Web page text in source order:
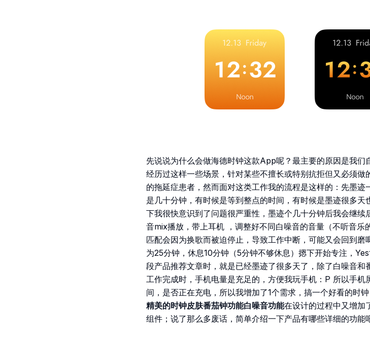
先说说为什么会做海德时钟这款App呢？最主要的原因是我
经历过这样一些场景，针对某些不擅长或特别抗拒但又必须
的拖延症患者，然而面对这类工作我的流程是这样的：先墨
是几十分钟，有时候是等到整点的时间，有时候是墨迹很多
下我很快意识到了问题很严重性，墨迹个几十分钟后我会继
音mix播放，带上耳机 ，调整好不同白噪音的音量（不听音
匹配会因为换歌而被迫停止，导致工作中断，可能又会回到
为25分钟，休息10分钟（5分钟不够休息）摁下开始专注，
段产品推荐文章时，就是已经墨迹了很多天了，除了白噪音
工作完成时，手机电量是充足的，方便我玩手机：P 所以手
间，是否正在充电，所以我增加了1个需求，搞一个好看的时
精美的时钟皮肤番茄钟功能白噪音功能在设计的过程中又增加
组件；说了那么多废话，简单介绍一下产品有哪些详细的功能